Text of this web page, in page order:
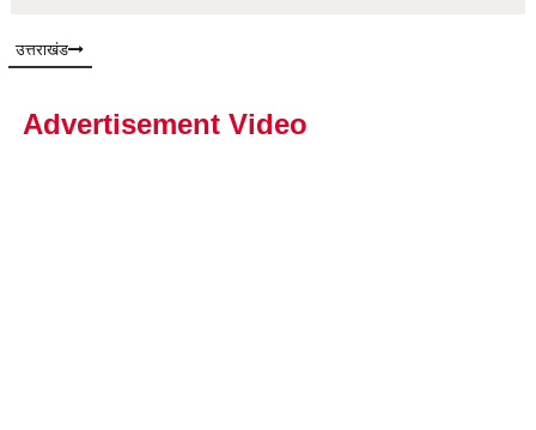
उत्तराखंड
Advertisement Video